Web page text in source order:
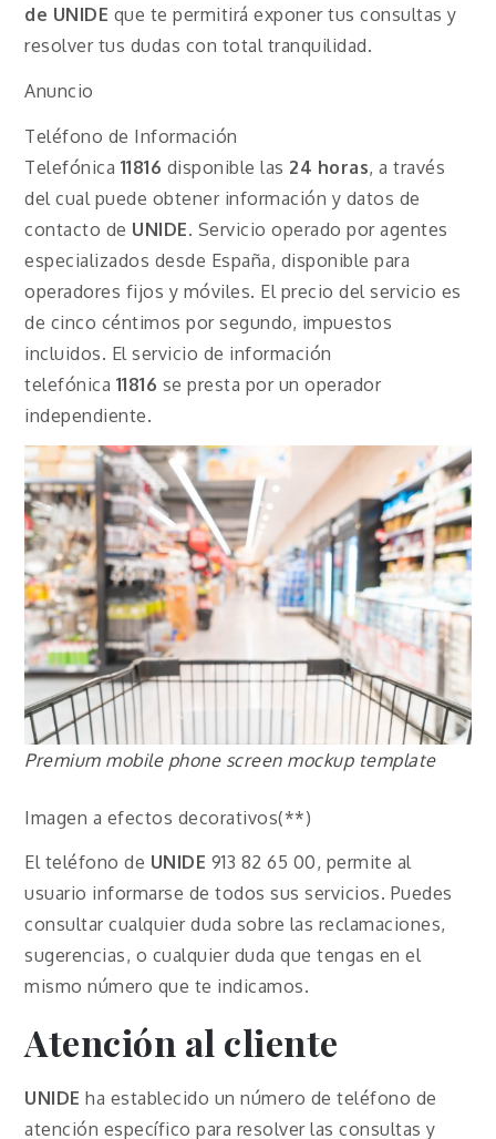
de UNIDE que te permitirá exponer tus consultas y
resolver tus dudas con total tranquilidad.
Anuncio
Teléfono de Información
Telefónica 11816 disponible las 24 horas, a través
del cual puede obtener información y datos de
contacto de UNIDE. Servicio operado por agentes
especializados desde España, disponible para
operadores fijos y móviles. El precio del servicio es
de cinco céntimos por segundo, impuestos
incluidos. El servicio de información
telefónica 11816 se presta por un operador
independiente.
Premium mobile phone screen mockup template
Imagen a efectos decorativos(**)
El teléfono de UNIDE 913 82 65 00, permite al
usuario informarse de todos sus servicios. Puedes
consultar cualquier duda sobre las reclamaciones,
sugerencias, o cualquier duda que tengas en el
mismo número que te indicamos.
Atención al cliente
UNIDE ha establecido un número de teléfono de
atención específico para resolver las consultas y